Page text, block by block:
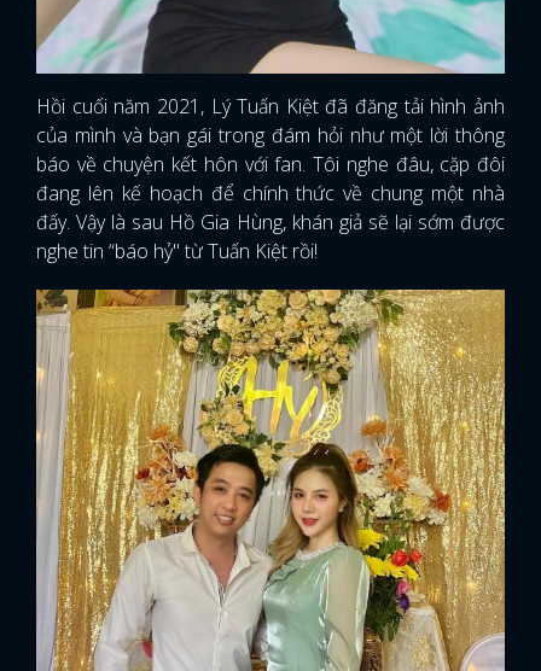
x
ĐĂNG NHẬP
Hồi cuối năm 2021, Lý Tuấn Kiệt đã đăng tải hình ảnh
của mình và bạn gái trong đám hỏi như một lời thông
báo về chuyện kết hôn với fan. Tôi nghe đâu, cặp đôi
đang lên kế hoạch để chính thức về chung một nhà
đấy. Vậy là sau Hồ Gia Hùng, khán giả sẽ lại sớm được
nghe tin “báo hỷ" từ Tuấn Kiệt rồi!